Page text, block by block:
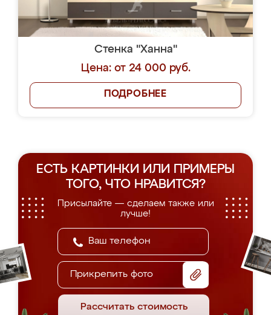
Стенка "Ханна"
Цена: от 24 000 руб.
ПОДРОБНЕЕ
ЕСТЬ КАРТИНКИ ИЛИ ПРИМЕРЫ
ТОГО, ЧТО НРАВИТСЯ?
Присылайте — сделаем также или
лучше!
Прикрепить фото
Рассчитать стоимость